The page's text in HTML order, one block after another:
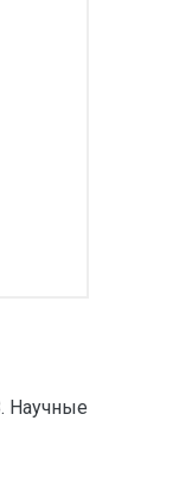
Научные